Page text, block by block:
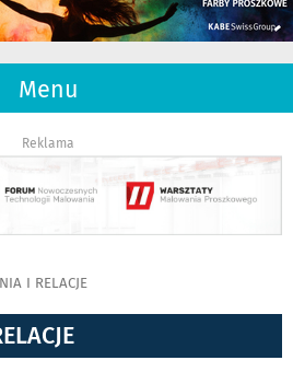
Menu
Reklama
I RELACJE